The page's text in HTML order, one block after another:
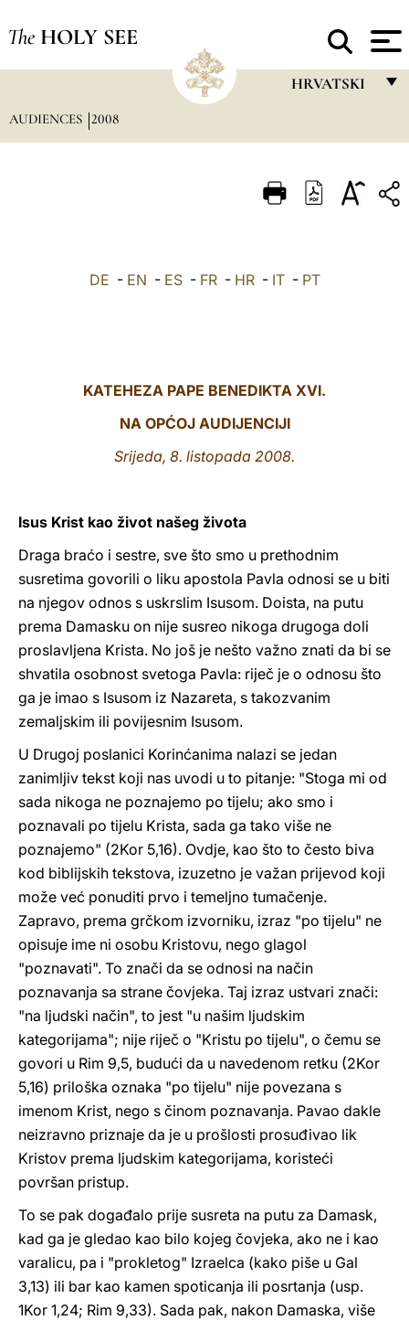
The HOLY SEE
HRVATSKI
ITALIANO
AUDIENCES 2008
DE - EN - ES- FR- HR- IT- PT
KATEHEZA PAPE BENEDIKTA XVI.
NA OPĆOJ AUDIJENCIJI
Srijeda, 8. listopada 2008.
Isus Krist kao život našeg života
Draga braćo i sestre, sve što smo u prethodnim
susretima govorili o liku apostola Pavla odnosi se u biti
na njegov odnos s uskrslim Isusom. Doista, na putu
prema Damasku on nije susreo nikoga drugoga doli
proslavljena Krista. No još je nešto važno znati da bi se
shvatila osobnost svetoga Pavla: riječ je o odnosu što
ga je imao s Isusom iz Nazareta, s takozvanim
zemaljskim ili povijesnim Isusom.
U Drugoj poslanici Korinćanima nalazi se jedan
zanimljiv tekst koji nas uvodi u to pitanje: "Stoga mi od
sada nikoga ne poznajemo po tijelu; ako smo i
poznavali po tijelu Krista, sada ga tako više ne
poznajemo" (2Kor 5,16). Ovdje, kao što to često biva
kod biblijskih tekstova, izuzetno je važan prijevod koji
može već ponuditi prvo i temeljno tumačenje.
Zapravo, prema grčkom izvorniku, izraz "po tijelu" ne
opisuje ime ni osobu Kristovu, nego glagol
"poznavati". To znači da se odnosi na način
poznavanja sa strane čovjeka. Taj izraz ustvari znači:
"na ljudski način", to jest "u našim ljudskim
kategorijama"; nije riječ o "Kristu po tijelu", o čemu se
govori u Rim 9,5, budući da u navedenom retku (2Kor
5,16) priloška oznaka "po tijelu" nije povezana s
imenom Krist, nego s činom poznavanja. Pavao dakle
neizravno priznaje da je u prošlosti prosuđivao lik
Kristov prema ljudskim kategorijama, koristeći
površan pristup.
To se pak događalo prije susreta na putu za Damask,
kad ga je gledao kao bilo kojeg čovjeka, ako ne i kao
varalicu, pa i "prokletog" Izraelca (kako piše u Gal
3,13) ili bar kao kamen spoticanja ili posrtanja (usp.
1Kor 1,24; Rim 9,33). Sada pak, nakon Damaska, više